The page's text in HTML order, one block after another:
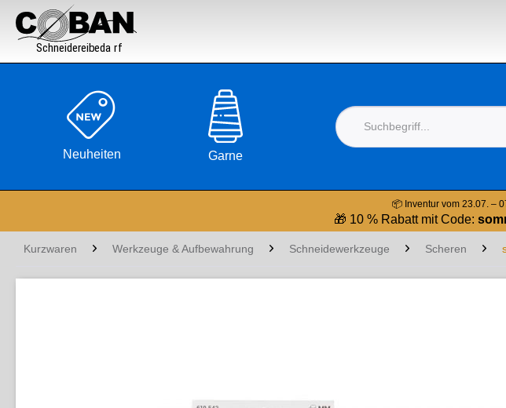

Neuheiten Garne
📦 Inventur vom 23.07. –
🎁 10 % Rabatt mit Code:
Kurzwaren Werkzeuge & Aufbewahrung Schneidewerkzeuge Scheren